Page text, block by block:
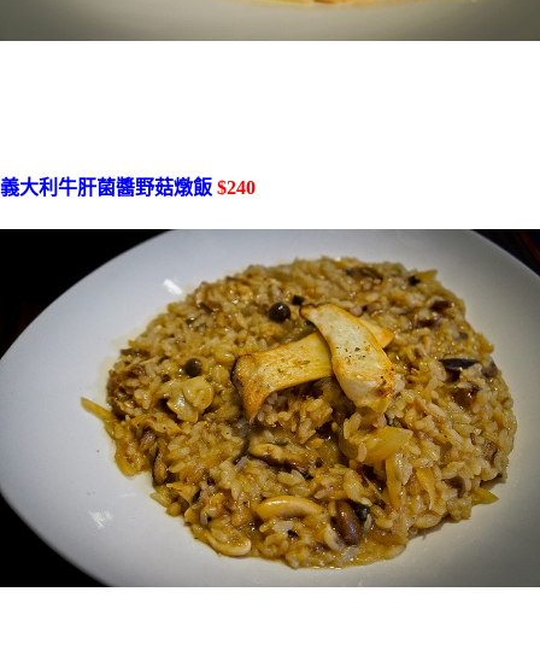
義大利牛肝菌醬野菇燉飯 $240